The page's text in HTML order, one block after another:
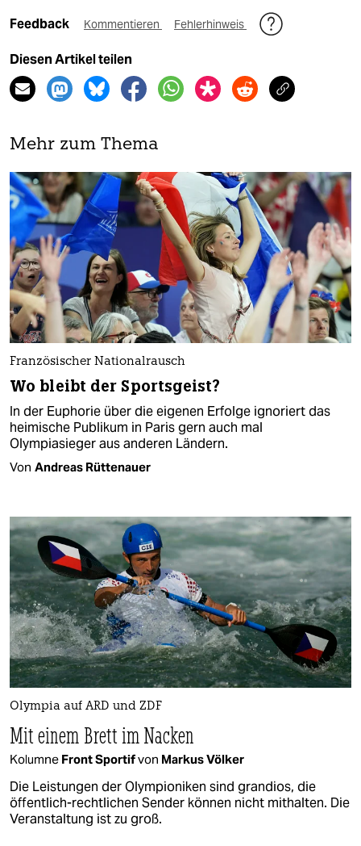
Feedback Kommentieren Fehlerhinweis
Diesen Artikel teilen
Mehr zum Thema
Französischer Nationalrausch
Wo bleibt der Sportsgeist?
In der Euphorie über die eigenen Erfolge ignoriert das
heimische Publikum in Paris gern auch mal
Olympiasieger aus anderen Ländern.
Von Andreas Rüttenauer
Olympia auf ARD und ZDF
Mit einem Brett im Nacken
Kolumne Front Sportifvon Markus Völker
Die Leistungen der Olympioniken sind grandios, die
öffentlich-rechtlichen Sender können nicht mithalten. Die
Veranstaltung ist zu groß.